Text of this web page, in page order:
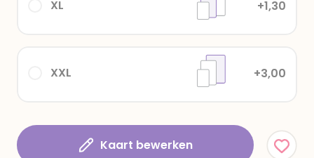
XXL +3,00
XL +1,30
Kaart bewerken